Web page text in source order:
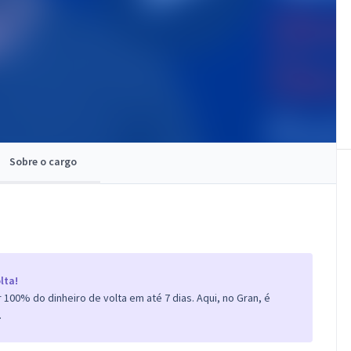
Sobre o cargo
do dinheiro de volta em até 7 dias. Aqui, no Gran, é